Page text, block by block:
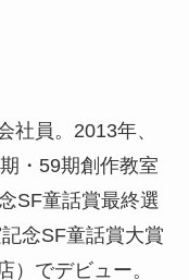
社員。2013年、
・59期創作教室
SF童話賞最終選
念SF童話賞大賞
）でデビュー。